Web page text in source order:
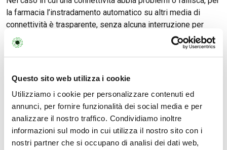
Questo sito web utilizza i cookie
Utilizziamo i cookie per personalizzare contenuti ed
annunci, per fornire funzionalità dei social media e per
analizzare il nostro traffico. Condividiamo inoltre
informazioni sul modo in cui utilizza il nostro sito con i
nostri partner che si occupano di analisi dei dati web,
la farmacia l’instradamento automatico su altri media di
connettività è trasparente, senza alcuna interruzione per
l’operatività.
Abbiamo scelto Stonesoft per le capacità di
VPN, ma ci siamo resi conto nel tempo di avere
incrementato il livello di sicurezza e la semplicità di
gestione, grazie a apparati firewall semplici da utilizzare
e manutenere.